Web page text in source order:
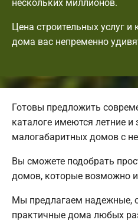
нескольких миллионов.
Цена строительных услуг
дома вас непременно
Готовы предложить
каталоге имеются летние
малогабаритных домов с
Вы сможете подобрать
домов, которые возможно
Мы предлагаем надежные,
практичные дома любых